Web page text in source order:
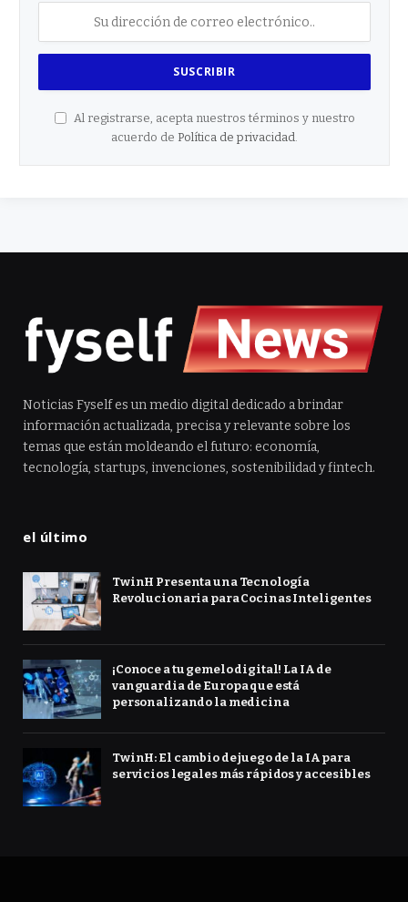
Al registrarse, acepta nuestros términos y nuestro
acuerdo de Política de privacidad.
Noticias Fyself es un medio digital dedicado a brindar
información actualizada, precisa y relevante sobre los
temas que están moldeando el futuro: economía,
tecnología, startups, invenciones, sostenibilidad y fintech.
el último
TwinH Presenta una Tecnología
Revolucionaria para Cocinas Inteligentes
¡Conoce a tu gemelo digital! La IA de
vanguardia de Europa que está
personalizando la medicina
TwinH: El cambio de juego de la IA para
servicios legales más rápidos y accesibles